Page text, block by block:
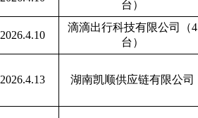
台）
2026.4.10
滴滴出行科技有限公司（4
台）
2026.4.13 湖南凯顺供应链有限公司